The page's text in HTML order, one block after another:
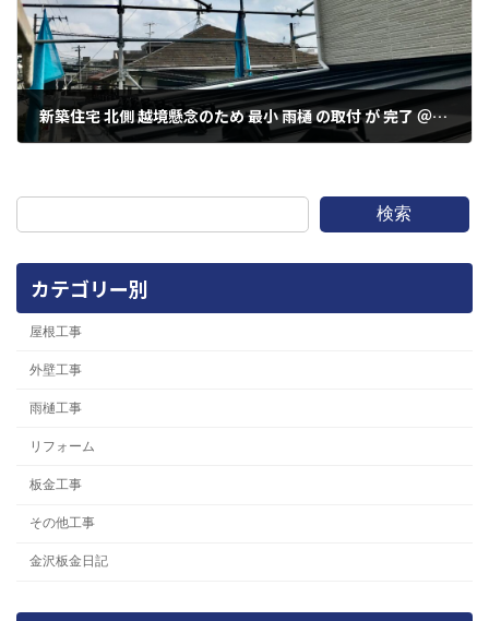
新築住宅 北側 越境懸念のため 最小 雨樋 の取付 が 完了 ＠川崎市 多摩区 中野島6丁目
検索
カテゴリー別
屋根工事
外壁工事
雨樋工事
リフォーム
板金工事
その他工事
金沢板金日記